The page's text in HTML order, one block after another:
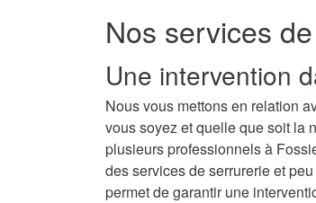
Nos services
Une intervention
Nous vous mettons en relation
vous soyez et quelle que soit la
plusieurs professionnels à
des services de serrurerie et
permet de garantir une